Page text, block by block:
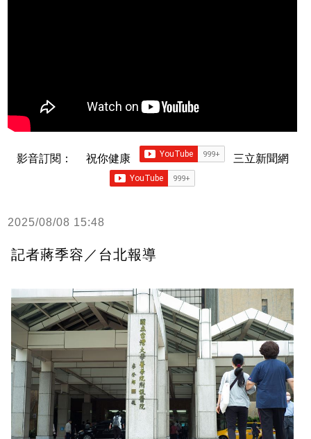
影音訂閱： 祝你健康 三立新聞網
2025/08/08 15:48
記者蔣季容／台北報導